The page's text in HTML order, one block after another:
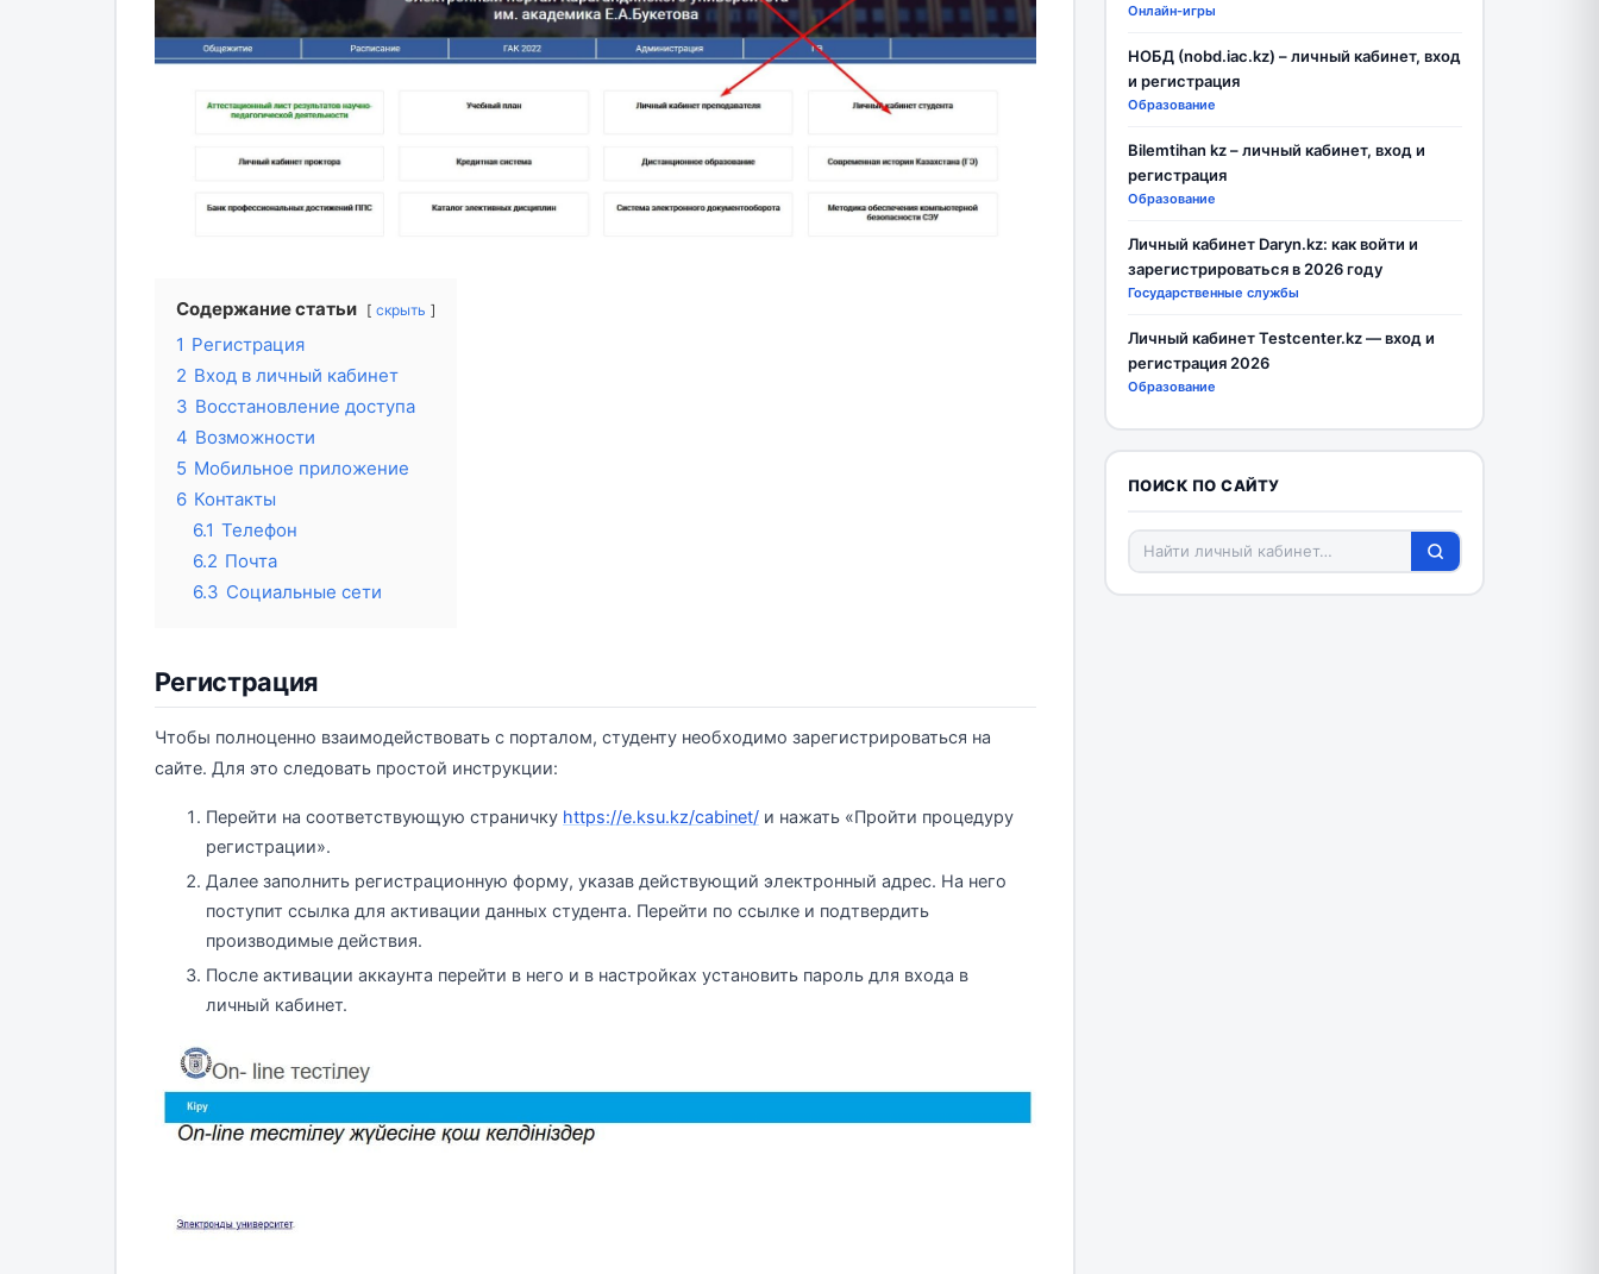
Содержание статьи скрыть
1 Регистрация
2 Вход в личный кабинет
3 Восстановление доступа
4 Возможности
5 Мобильное приложение
6 Контакты
6.1 Телефон
6.2 Почта
6.3 Социальные сети
Регистрация
Чтобы полноценно взаимодействовать с порталом, студенту необходимо зарегистрироваться на
сайте. Для это следовать простой инструкции:
Перейти на соответствующую страничку https://e.ksu.kz/cabinet/ и нажать «Пройти процедуру
регистрации».
Далее заполнить регистрационную форму, указав действующий электронный адрес. На него
поступит ссылка для активации данных студента. Перейти по ссылке и подтвердить
производимые действия.
После активации аккаунта перейти в него и в настройках установить пароль для входа в
личный кабинет.
Онлайн-игры
НОБД (nobd.iac.kz) – личный кабинет, вход
и регистрация
Образование
Bilemtihan kz – личный кабинет, вход и
регистрация
Образование
Личный кабинет Daryn.kz: как войти и
зарегистрироваться в 2026 году
Государственные службы
Личный кабинет Testcenter.kz — вход и
регистрация 2026
Образование
ПОИСК ПО САЙТУ